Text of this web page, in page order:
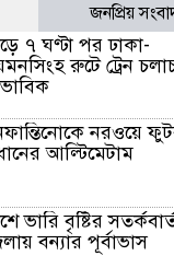
জনপ্রিয়
৭ ঘণ্টা পর ঢাকা-
রুটে ট্রেন
নরওয়ে
আল্টিমেটাম
ভারি বৃষ্টির
বন্যার পূর্বাভাস